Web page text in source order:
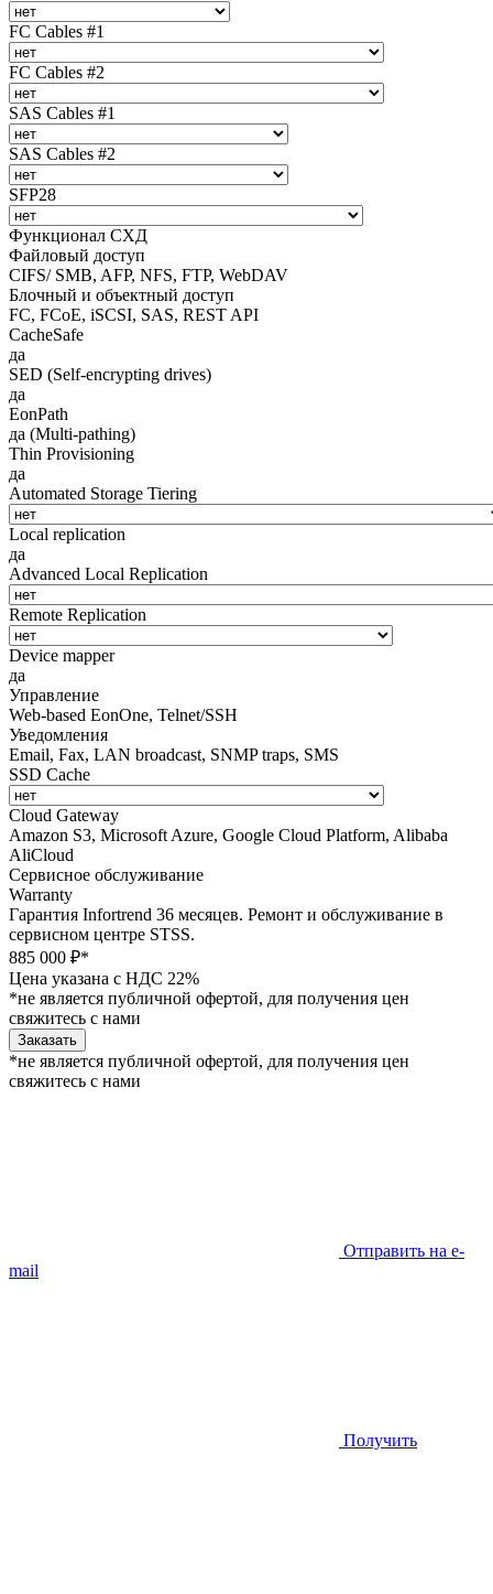
FC Cables #1
FC Cables #2
SAS Cables #1
SAS Cables #2
SFP28
Функционал СХД
Файловый доступ
CIFS/ SMB, AFP, NFS, FTP, WebDAV
Блочный и объектный доступ
FC, FCoE, iSCSI, SAS, REST API
CacheSafe
да
SED (Self-encrypting drives)
да
EonPath
да (Multi-pathing)
Thin Provisioning
да
Automated Storage Tiering
Local replication
да
Advanced Local Replication
Remote Replication
Device mapper
да
Управление
Web-based EonOne, Telnet/SSH
Уведомления
Email, Fax, LAN broadcast, SNMP traps, SMS
SSD Cache
Cloud Gateway
Amazon S3, Microsoft Azure, Google Cloud Platform, Alibaba
AliCloud
Сервисное обслуживание
Warranty
Гарантия Infortrend 36 месяцев. Ремонт и обслуживание в
сервисном центре STSS.
885 000 ₽*
Цена указана с НДС 22%
*не является публичной офертой, для получения цен
свяжитесь с нами
Заказать
*не является публичной офертой, для получения цен
свяжитесь с нами
Отправить на e-
mail
Получить